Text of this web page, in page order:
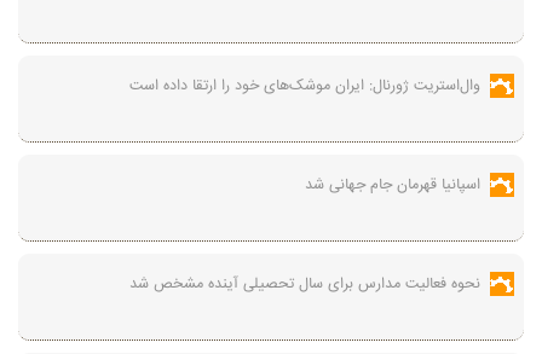
وال‌استریت ژورنال: ایران موشک‌های خود را ارتقا داده است
اسپانیا قهرمان جام جهانی شد
نحوه فعالیت مدارس برای سال تحصیلی آینده مشخص شد